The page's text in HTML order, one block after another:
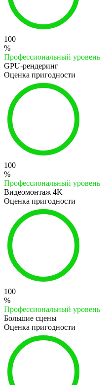
100
%
Профессиональный уровень
GPU-рендеринг
Оценка пригодности
100
%
Профессиональный уровень
Видеомонтаж 4K
Оценка пригодности
100
%
Профессиональный уровень
Большие сцены
Оценка пригодности